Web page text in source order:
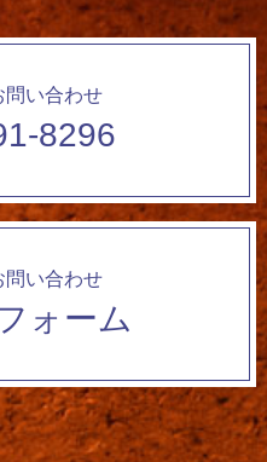
問い合わせ
8296
問い合わせ
ォーム